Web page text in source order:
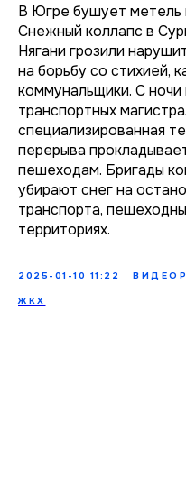
В Югре бушует метель
Снежный коллапс в
Нягани грозили
на борьбу со стихией,
коммунальщики. С ночи
транспортных
специализированная
перерыва
пешеходам. Бригады
убирают снег на
транспорта,
территориях.
2025-01-10 11:22
ЖКХ